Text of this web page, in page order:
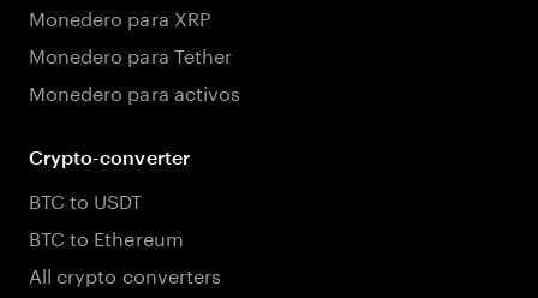
Monedero para XRP
Monedero para Tether
Monedero para activos
Crypto-converter
BTC to USDT
BTC to Ethereum
All crypto converters